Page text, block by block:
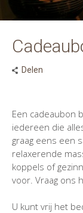
Delen
Een cadeaubon
iedereen die
graag eens een
relaxerende
koppels of
voor. Vraag ons
U kunt vrij het